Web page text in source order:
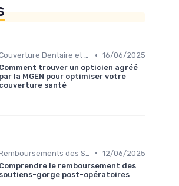
Couverture Dentaire et Optique • 16/06/2025
Comment trouver un opticien agréé
par la MGEN pour optimiser votre
couverture santé
• 12/06/2025
Comprendre le remboursement des
soutiens-gorge post-opératoires